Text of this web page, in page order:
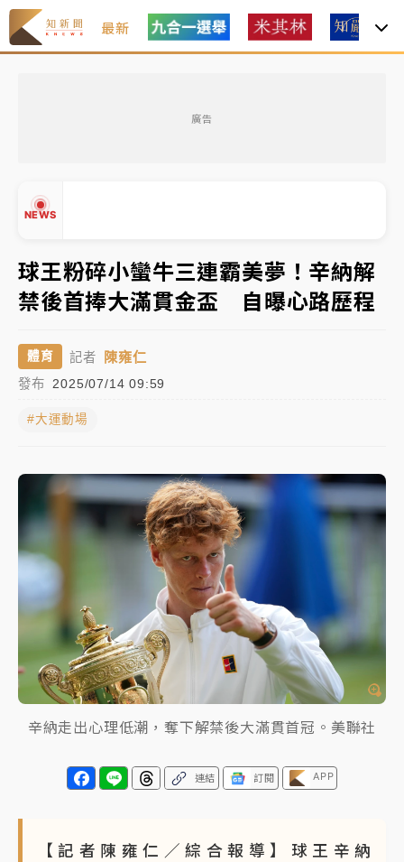
最新
廣告
NEWS
中信慈善基金會想增加董事人數！辜仲諒向法院聲請遭
駁 理由曝光
故宮《龍藏經》特展第2檔！今線上預約開賣一度塞車
周六起展出延長至晚上7時
父親節泡湯了！中颱白海豚雨彈轟3天 「紅到發紫」降
雨熱區曝
暑假過三周才推「E宿新北打卡趣」！抽獎程序複雜 觀
旅局回應了
中信慈善基金會想增加董事人數！辜仲諒向法院聲請遭
駁 理由曝光
故宮《龍藏經》特展第2檔！今線上預約開賣一度塞車
周六起展出延長至晚上7時
台東農業處長涉圖利渡假村！東檢抗告成功 今重開羈
押庭
父親節泡湯了！中颱白海豚雨彈轟3天 「紅到發紫」降
球王粉碎小蠻牛三連霸美夢！辛納解
禁後首捧大滿貫金盃 自曝心路歷程
體育 記者 陳雍仁
發布 2025/07/14 09:59
#大運動場
辛納走出心理低潮，奪下解禁後大滿貫首冠。美聯社
連結 訂閱 APP
【記者陳雍仁／綜合報導】球王辛納